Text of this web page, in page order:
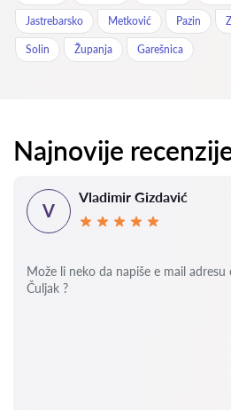
Jastrebarsko Metković Pazin
Solin Županja Garešnica
Najnovije
V
Vladimir Gizdavić
Može li neko da napiše e mail
Čuljak ?